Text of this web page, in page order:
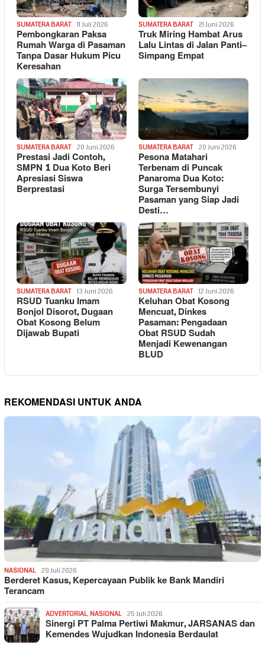
SUMATERA BARAT 11 Juli 2026
Pembongkaran Paksa
Rumah Warga di Pasaman
Tanpa Dasar Hukum Picu
Keresahan
SUMATERA BARAT 21 Juni 2026
Truk Miring Hambat Arus
Lalu Lintas di Jalan Panti–
Simpang Empat
SUMATERA BARAT 20 Juni 2026
Prestasi Jadi Contoh,
SMPN 1 Dua Koto Beri
Apresiasi Siswa
Berprestasi
SUMATERA BARAT 20 Juni 2026
Pesona Matahari
Terbenam di Puncak
Panaroma Dua Koto:
Surga Tersembunyi
Pasaman yang Siap Jadi
Desti…
SUMATERA BARAT 13 Juni 2026
RSUD Tuanku Imam
Bonjol Disorot, Dugaan
Obat Kosong Belum
Dijawab Bupati
SUMATERA BARAT 12 Juni 2026
Keluhan Obat Kosong
Mencuat, Dinkes
Pasaman: Pengadaan
Obat RSUD Sudah
Menjadi Kewenangan
BLUD
REKOMENDASI UNTUK ANDA
NASIONAL 29 Juli 2026
Berderet Kasus, Kepercayaan Publik ke Bank Mandiri
Terancam
ADVERTORIAL, NASIONAL 25 Juli 2026
Sinergi PT Palma Pertiwi Makmur, JARSANAS dan
Kemendes Wujudkan Indonesia Berdaulat